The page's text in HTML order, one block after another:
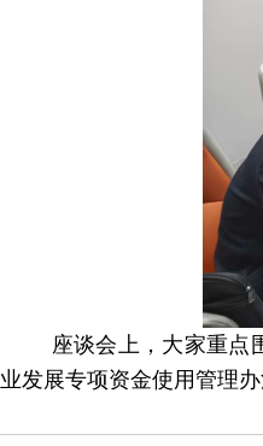
座谈会上，大家重点
业发展专项资金使用管理